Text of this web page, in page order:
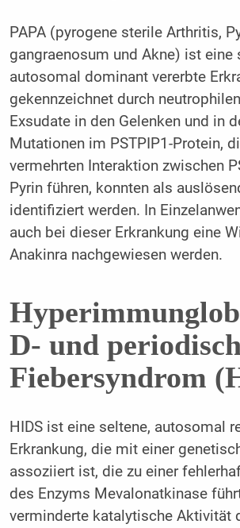
PAPA (pyrogene sterile Arthritis,
gangraenosum und Akne) ist eine
autosomal dominant vererbte
gekennzeichnet durch
Exsudate in den Gelenken und in
Mutationen im PSTPIP1-Protein,
vermehrten Interaktion zwischen
Pyrin führen, konnten als
identifiziert werden. In
auch bei dieser Erkrankung eine
Anakinra nachgewiesen werden.
D- und
Fiebersyndrom
HIDS ist eine seltene, autosomal
Erkrankung, die mit einer
assoziiert ist, die zu einer
des Enzyms Mevalonatkinase
verminderte katalytische Aktivität